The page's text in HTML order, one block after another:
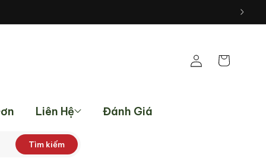
Liên Hệ Đánh Giá
Đăng
nhập
Giỏ
hàng
Tìm kiếm